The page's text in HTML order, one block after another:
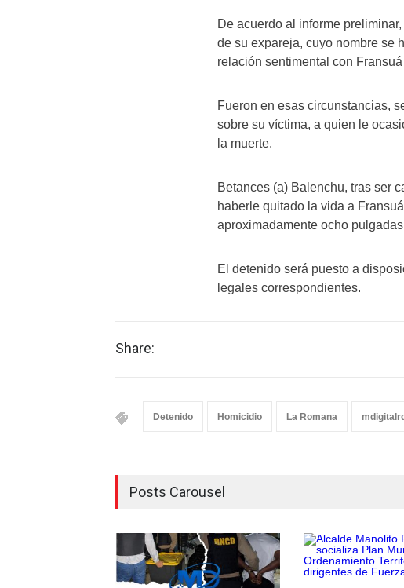
De acuerdo al informe
de su expareja, cuyo nombre se
relación sentimental con
Fueron en esas circunstancias,
sobre su víctima, a quien le
la muerte.
Betances (a) Balenchu, tras ser
haberle quitado la vida a
aproximadamente ocho
El detenido será puesto a
legales correspondientes.
Share:
Detenido Homicidio La Romana
Posts Carousel